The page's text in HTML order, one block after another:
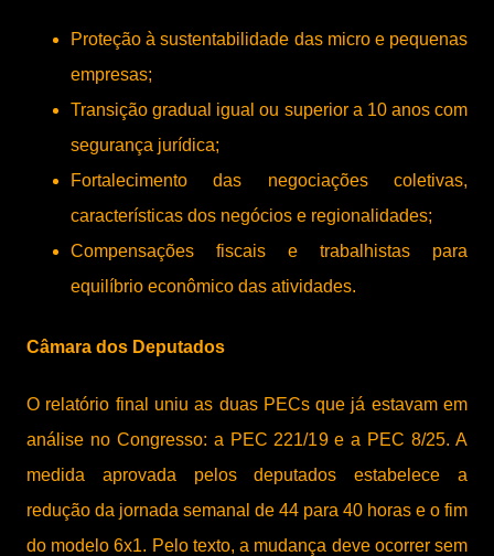
Proteção à sustentabilidade das micro e pequenas
empresas;
Transição gradual igual ou superior a 10 anos com
segurança jurídica;
Fortalecimento das negociações coletivas,
características dos negócios e regionalidades;
Compensações fiscais e trabalhistas para
equilíbrio econômico das atividades.
Câmara dos Deputados
O relatório final uniu as duas PECs que já estavam em
análise no Congresso: a PEC 221/19 e a PEC 8/25. A
medida aprovada pelos deputados estabelece a
redução da jornada semanal de 44 para 40 horas e o fim
do modelo 6x1. Pelo texto, a mudança deve ocorrer sem